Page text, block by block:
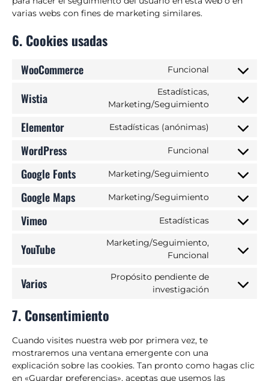
varias webs con fines de marketing similares.
6. Cookies usadas
WooCommerce Funcional
Wistia
Estadísticas,
Marketing/Seguimiento
Elementor Estadísticas (anónimas)
WordPress Funcional
Google Fonts Marketing/Seguimiento
Google Maps Marketing/Seguimiento
Vimeo Estadísticas
YouTube
Marketing/Seguimiento,
Funcional
Varios
Propósito pendiente de
investigación
7. Consentimiento
Cuando visites nuestra web por primera vez, te
mostraremos una ventana emergente con una
explicación sobre las cookies. Tan pronto como hagas clic
en «Guardar preferencias», aceptas que usemos las